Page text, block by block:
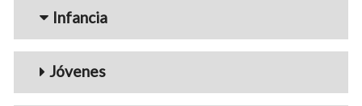
Infancia
Jóvenes